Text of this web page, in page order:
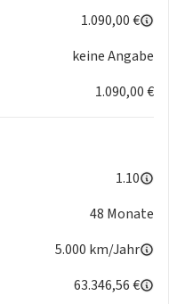
/ MB
1.090,00 €
keine Angabe
1.090,00 €
1.10
48 Monate
5.000 km/Jahr
63.346,56 €